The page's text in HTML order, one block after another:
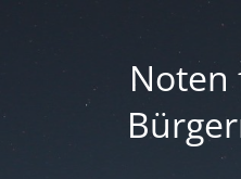
Noten